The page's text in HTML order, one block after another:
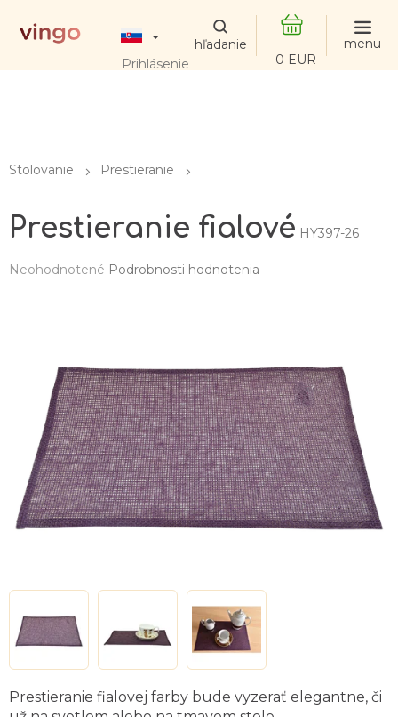
obsah
Prihlásenie
NÁKUPNÝ
KOŠÍK
Stolovanie Prestieranie
Prestieranie fialové HY397-26
Priemerné
hviezdičiek.
Neohodnotené Podrobnosti hodnotenia
Prestieranie fialovej farby bude vyzerať elegantne, či